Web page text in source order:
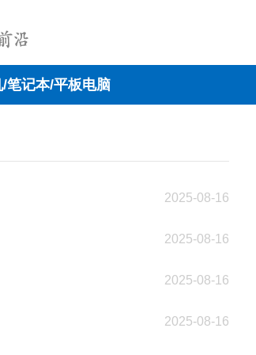
/笔记本/平板电脑
2025-08-16
2025-08-16
2025-08-16
2025-08-16